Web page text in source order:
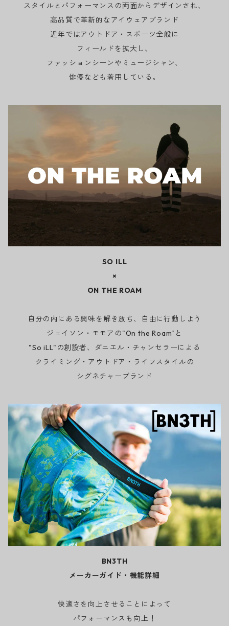
スタイルとパフォーマンスの両面からデザインされ、
高品質で革新的なアイウェアブランド
近年ではアウトドア・スポーツ全般に
フィールドを拡大し、
ファッションシーンやミュージシャン、
俳優なども着用している。
SO ILL
×
ON THE ROAM
自分の内にある興味を解き放ち、自由に行動しよう
ジェイソン・モモアの"On the Roam"と
"So iLL"の創設者、ダニエル・チャンセラーによる
クライミング・アウトドア・ライフスタイルの
シグネチャーブランド
BN3TH
メーカーガイド・機能詳細
快適さを向上させることによって
パフォーマンスも向上！